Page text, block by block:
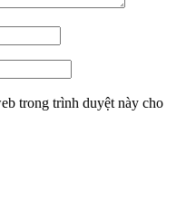
trong trình duyệt này cho